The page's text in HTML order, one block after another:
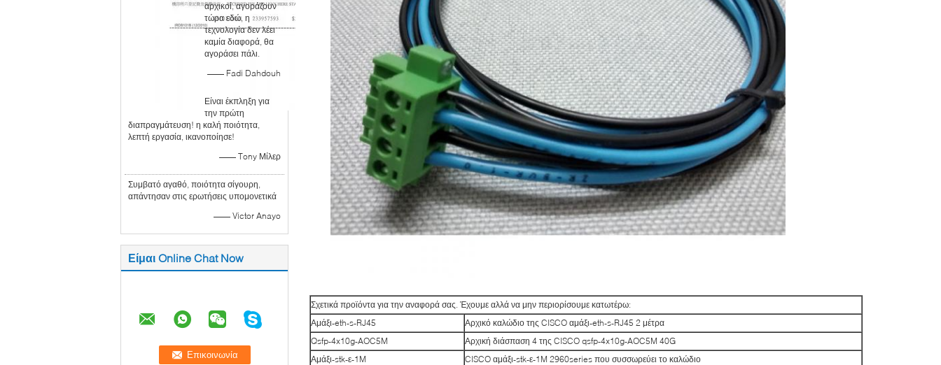
αρχικοί, αγοράζουν
τώρα εδώ, η
τεχνολογία δεν λέει
καμία διαφορά, θα
αγοράσει πάλι.
—— Fadi Dahdouh
Είναι έκπληξη για
την πρώτη
διαπραγμάτευση! η καλή ποιότητα,
λεπτή εργασία, ικανοποίησε!
—— Tony Μίλερ
Συμβατό αγαθό, ποιότητα σίγουρη,
απάντησαν στις ερωτήσεις υπομονετικά
—— Victor Anayo
Είμαι Online Chat Now
Σχετικά προϊόντα για την αναφορά σας. Έχουμε αλλά να μην περιορίσουμε κατωτέρω:
Αμάξι-eth-s-RJ45
Αρχικό καλώδιο της CISCO αμάξι-eth-s-RJ45 2 μέτρα
Qsfp-4x10g-AOC5M
Αρχική διάσπαση 4 της CISCO qsfp-4x10g-AOC5M 40G
Αμάξι-stk-ε-1M
CISCO αμάξι-stk-ε-1M 2960series που συσσωρεύει το καλώδιο